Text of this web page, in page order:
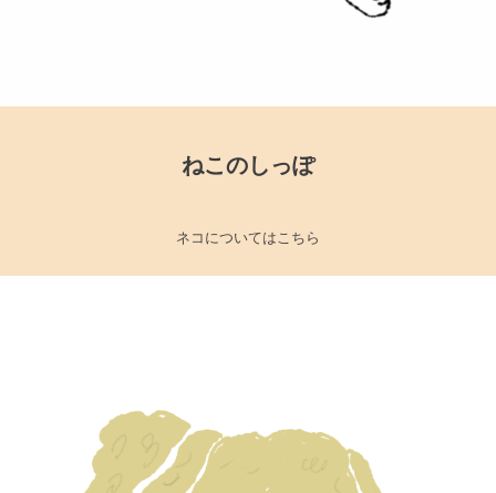
ねこのしっぽ
ネコについてはこちら